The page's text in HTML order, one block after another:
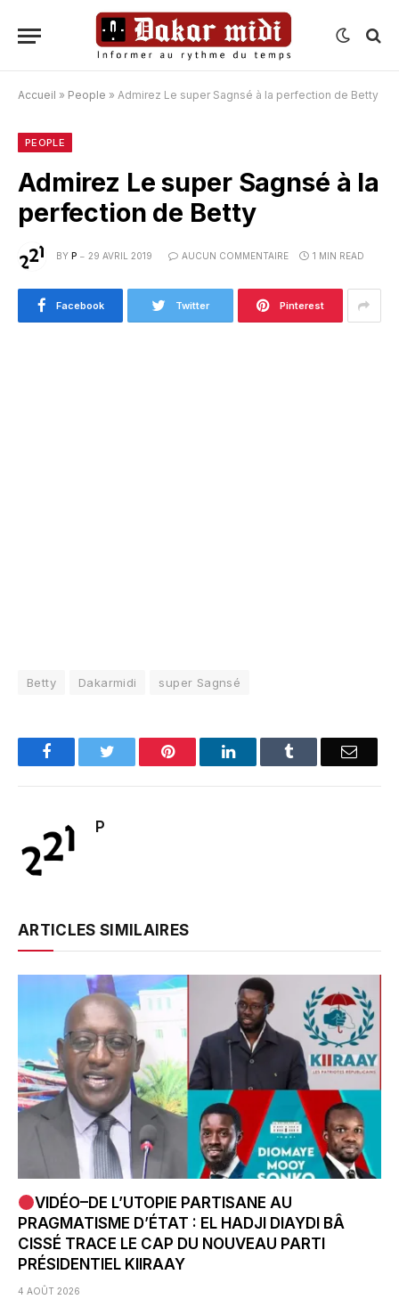
Accueil » People » Admirez Le super Sagnsé à la perfection de Betty
PEOPLE
Admirez Le super Sagnsé à la
perfection de Betty
BY P 29 AVRIL 2019 AUCUN COMMENTAIRE 1 MIN READ
Facebook Twitter Pinterest
Betty Dakarmidi super Sagnsé
FacebookTwitter Pinterest LinkedInTumblr Email
P
ARTICLES SIMILAIRES
VIDÉO–DE L’UTOPIE PARTISANE AU
PRAGMATISME D’ÉTAT : EL HADJI DIAYDI BÂ
CISSÉ TRACE LE CAP DU NOUVEAU PARTI
PRÉSIDENTIEL KIIRAAY
4 AOÛT 2026